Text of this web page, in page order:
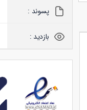
پسوند :
بازدید :